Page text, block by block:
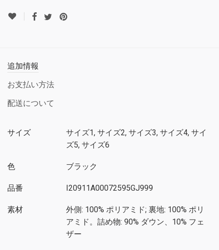
追加情報
お支払い方法
配送について
サイズ
サイズ1, サイズ2, サイズ3, サイズ4, サイ
ズ5, サイズ6
色 ブラック
品番 I20911A00072595GJ999
素材
外側: 100% ポリアミド; 裏地: 100% ポリ
アミド。詰め物: 90% ダウン、10% フェ
ザー